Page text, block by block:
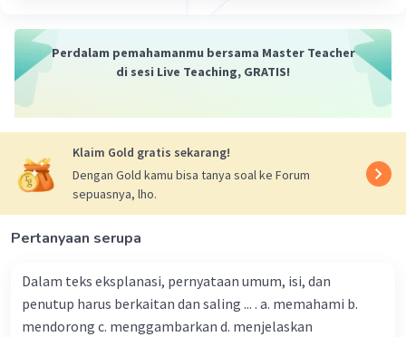
hal ini, parfum adalah partikel aroma yang disuspensikan
dalam gas, biasanya aerosol.
tergantung pada bentuk penyajiannya. Semoga
penjelasan ini membantu kamu 🙂
Beri Rating·0.0
Perdalam pemahamanmu bersama Master Teacher
di sesi Live Teaching, GRATIS!
Klaim Gold gratis sekarang!
Dengan Gold kamu bisa tanya soal ke Forum
sepuasnya, lho.
Pertanyaan serupa
Dalam teks eksplanasi, pernyataan umum, isi, dan
penutup harus berkaitan dan saling ... . a. memahami b.
mendorong c. menggambarkan d. menjelaskan